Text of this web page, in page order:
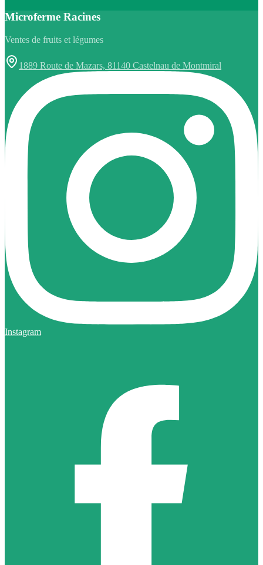
Microferme Racines
Ventes de fruits et légumes
1889 Route de Mazars, 81140 Castelnau de Montmiral
Instagram